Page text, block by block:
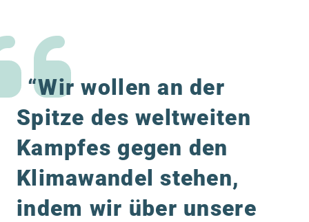
“Wir wollen an der
Spitze des weltweiten
Kampfes gegen den
Klimawandel stehen,
indem wir über unsere